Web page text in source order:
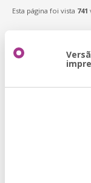
Esta página foi vista 741